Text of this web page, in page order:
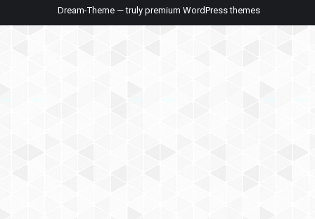
Dream-Theme — truly premium WordPress themes